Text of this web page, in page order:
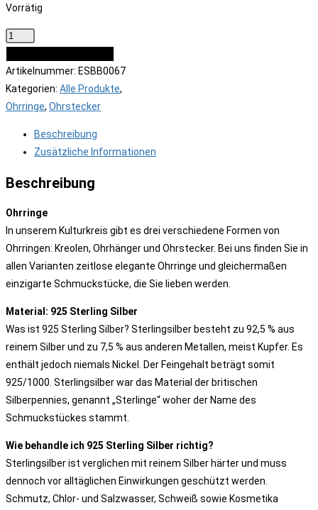
Vorrätig
Ohrstecker
gebürstet
Menge
Artikelnummer: ESBB0067
Kategorien: Alle Produkte,
Ohrringe, Ohrstecker
Beschreibung
Zusätzliche Informationen
Beschreibung
Ohrringe
In unserem Kulturkreis gibt es drei verschiedene Formen von
Ohrringen: Kreolen, Ohrhänger und Ohrstecker. Bei uns finden Sie in
allen Varianten zeitlose elegante Ohrringe und gleichermaßen
einzigarte Schmuckstücke, die Sie lieben werden.
Material: 925 Sterling Silber
Was ist 925 Sterling Silber? Sterlingsilber besteht zu 92,5 % aus
reinem Silber und zu 7,5 % aus anderen Metallen, meist Kupfer. Es
enthält jedoch niemals Nickel. Der Feingehalt beträgt somit
925/1000. Sterlingsilber war das Material der britischen
Silberpennies, genannt „Sterlinge“ woher der Name des
Schmuckstückes stammt.
Wie behandle ich 925 Sterling Silber richtig?
Sterlingsilber ist verglichen mit reinem Silber härter und muss
dennoch vor alltäglichen Einwirkungen geschützt werden.
Schmutz, Chlor- und Salzwasser, Schweiß sowie Kosmetika